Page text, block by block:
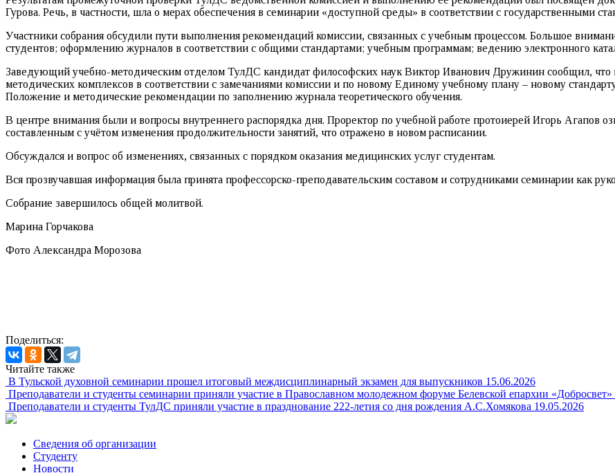
Гурова. Речь, в частности, шла о мерах обеспечения в семинарии «доступной среды» в соответствии с государственными
Участники собрания обсудили пути выполнения рекомендаций комиссии, связанных с учебным процессом. Большое
студентов; оформлению журналов в соответствии с общими стандартами; учебным программам; ведению электронного
Заведующий учебно-методическим отделом ТулДС кандидат философских наук Виктор Иванович Дружинин сообщил, что
методических комплексов в соответствии с замечаниями комиссии и по новому Единому учебному плану – новому
Положение и методические рекомендации по заполнению журнала теоретического обучения.
В центре внимания были и вопросы внутреннего распорядка дня. Проректор по учебной работе протоиерей Игорь Агапов
составленным с учётом изменения продолжительности занятий, что отражено в новом расписании.
Обсуждался и вопрос об изменениях, связанных с порядком оказания медицинских услуг студентам.
Вся прозвучавшая информация была принята профессорско-преподавательским составом и сотрудниками семинарии как
Собрание завершилось общей молитвой.
Марина Горчакова
Фото Александра Морозова
Поделиться:
Читайте также
В Тульской духовной семинарии прошел итоговый междисциплинарный экзамен для выпускников 15.06.2026
Преподаватели и студенты семинарии приняли участие в Православном молодежном форуме Белевской епархии «Добросвет»
Преподаватели и студенты ТулДС приняли участие в празднование 222-летия со дня рождения А.С.Хомякова 19.05.2026
Сведения об организации
Студенту
Новости